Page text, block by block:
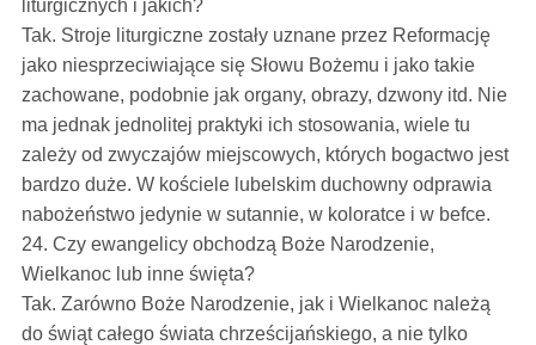
liturgicznych i jakich?
Tak. Stroje liturgiczne zostały uznane przez Reformację
jako niesprzeciwiające się Słowu Bożemu i jako takie
zachowane, podobnie jak organy, obrazy, dzwony itd. Nie
ma jednak jednolitej praktyki ich stosowania, wiele tu
zależy od zwyczajów miejscowych, których bogactwo jest
bardzo duże. W kościele lubelskim duchowny odprawia
nabożeństwo jedynie w sutannie, w koloratce i w befce.
24. Czy ewangelicy obchodzą Boże Narodzenie,
Wielkanoc lub inne święta?
Tak. Zarówno Boże Narodzenie, jak i Wielkanoc należą
do świąt całego świata chrześcijańskiego, a nie tylko